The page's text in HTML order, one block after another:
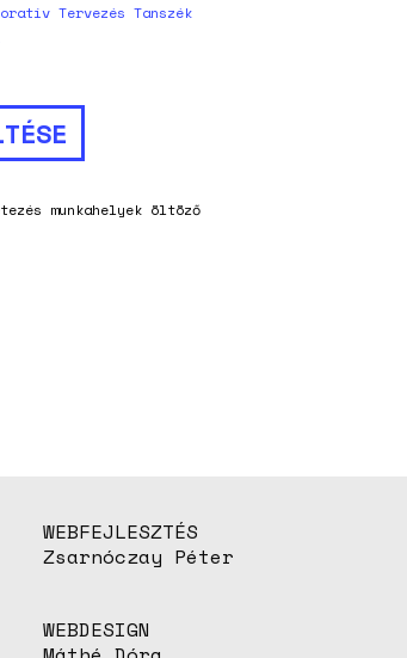
Tervezés Tanszék
munkahelyek öltöző
WEBFEJLESZTÉS
Zsarnóczay Péter
WEBDESIGN